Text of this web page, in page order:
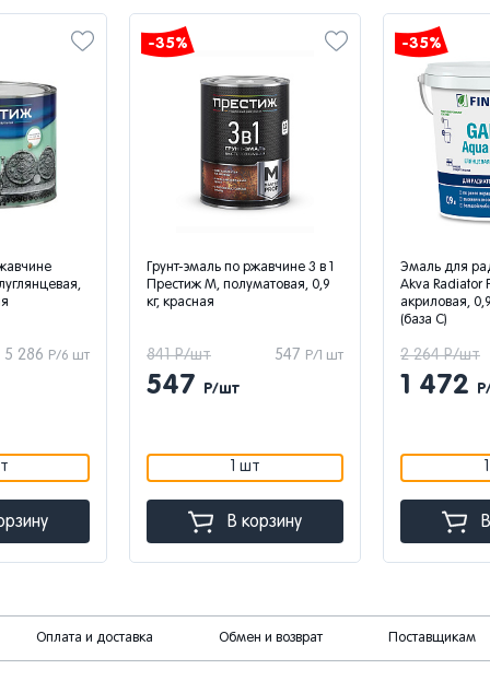
эмаль по ржавчине 3 в 1
М, полуматовая, 0,9
Р/1 шт
Р/шт
Эмаль для радиаторов Garden
Akva Radiator FINNCOLOR,
акриловая, 0,9 л, бесцветная
Р/1 шт
2 264 Р/шт
1 472
Оплата и доставка Обмен и возврат Поставщикам